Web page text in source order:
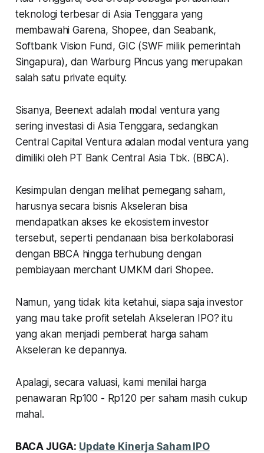
teknologi terbesar di Asia Tenggara yang
membawahi Garena, Shopee, dan Seabank,
Softbank Vision Fund, GIC (SWF milik pemerintah
Singapura), dan Warburg Pincus yang merupakan
salah satu private equity.
Sisanya, Beenext adalah modal ventura yang
sering investasi di Asia Tenggara, sedangkan
Central Capital Ventura adalan modal ventura yang
dimiliki oleh PT Bank Central Asia Tbk. (BBCA).
Kesimpulan dengan melihat pemegang saham,
harusnya secara bisnis Akseleran bisa
mendapatkan akses ke ekosistem investor
tersebut, seperti pendanaan bisa berkolaborasi
dengan BBCA hingga terhubung dengan
pembiayaan merchant UMKM dari Shopee.
Namun, yang tidak kita ketahui, siapa saja investor
yang mau take profit setelah Akseleran IPO? itu
yang akan menjadi pemberat harga saham
Akseleran ke depannya.
Apalagi, secara valuasi, kami menilai harga
penawaran Rp100 - Rp120 per saham masih cukup
mahal.
BACA JUGA: Update Kinerja Saham IPO